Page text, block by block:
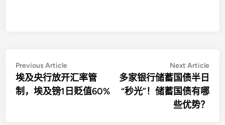
文
章
导
Previous ArticlePrevious
article:
埃及央行放开汇率管
制，埃及镑1日贬值60%
Next Article
多家银行储蓄国债半日
“秒光”！储蓄国债有哪
些优势？